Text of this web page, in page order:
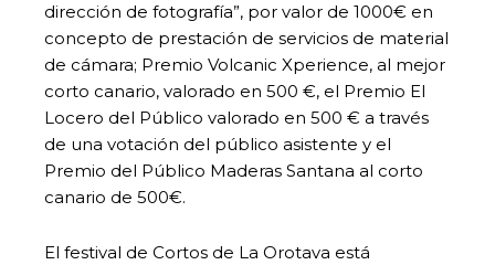
dirección de fotografía”, por valor de 1000€ en
concepto de prestación de servicios de material
de cámara; Premio Volcanic Xperience, al mejor
corto canario, valorado en 500 €, el Premio El
Locero del Público valorado en 500 € a través
de una votación del público asistente y el
Premio del Público Maderas Santana al corto
canario de 500€.
El festival de Cortos de La Orotava está